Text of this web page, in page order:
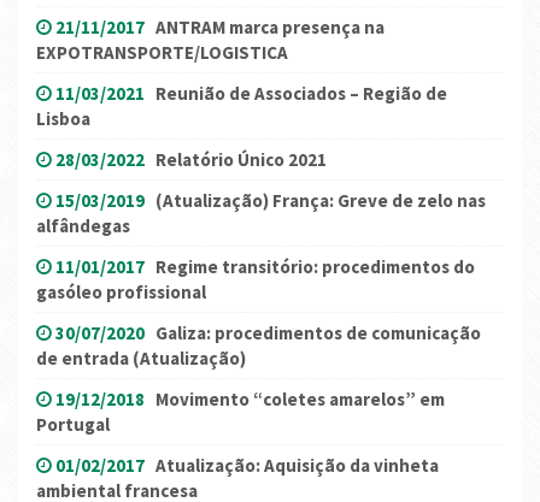
21/11/2017 ANTRAM marca presença na
EXPOTRANSPORTE/LOGISTICA
11/03/2021 Reunião de Associados – Região de
Lisboa
28/03/2022 Relatório Único 2021
15/03/2019 (Atualização) França: Greve de zelo nas
alfândegas
11/01/2017 Regime transitório: procedimentos do
gasóleo profissional
30/07/2020 Galiza: procedimentos de comunicação
de entrada (Atualização)
19/12/2018 Movimento “coletes amarelos” em
Portugal
01/02/2017 Atualização: Aquisição da vinheta
ambiental francesa